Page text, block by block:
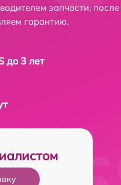
запчасти, после
гарантию.
до 3 лет